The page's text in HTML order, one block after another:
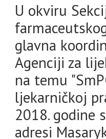
U okviru
glavna
Agenciji za
na temu
ljekarničkoj
2018. godine
adresi